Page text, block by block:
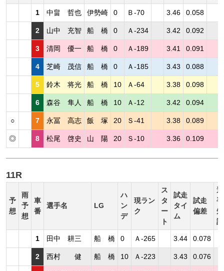
1 中畠 哲也 伊勢崎 0 Ｂ-70 3.46 0.058
2 山中 充智 船 橋 0 Ａ-234 3.42 0.092
3 清岡 優一 船 橋 0 Ａ-189 3.41 0.091
4 芝崎 茂信 船 橋 0 Ａ-185 3.43 0.088
5 鈴木 将光 船 橋 10 Ａ-64 3.38 0.098
6 森谷 隼人 船 橋 10 Ａ-12 3.42 0.094
○ 7 永冨 高志 飯 塚 20 Ｓ-41 3.38 0.089
◎ 8 松尾 啓史 山 陽 20 Ｓ-10 3.36 0.109
11R
予
想
雨
予
想
車
番
選手名 LG
ハ
ン
デ
現ラン
ク
ス
タ
ー
ト
試走
タイ
ム
試走
偏差
選
手
短
評
1 田中 耕三 船 橋 0 Ａ-265 3.44 0.078
2 西村 健 船 橋 10 Ａ-223 3.43 0.076